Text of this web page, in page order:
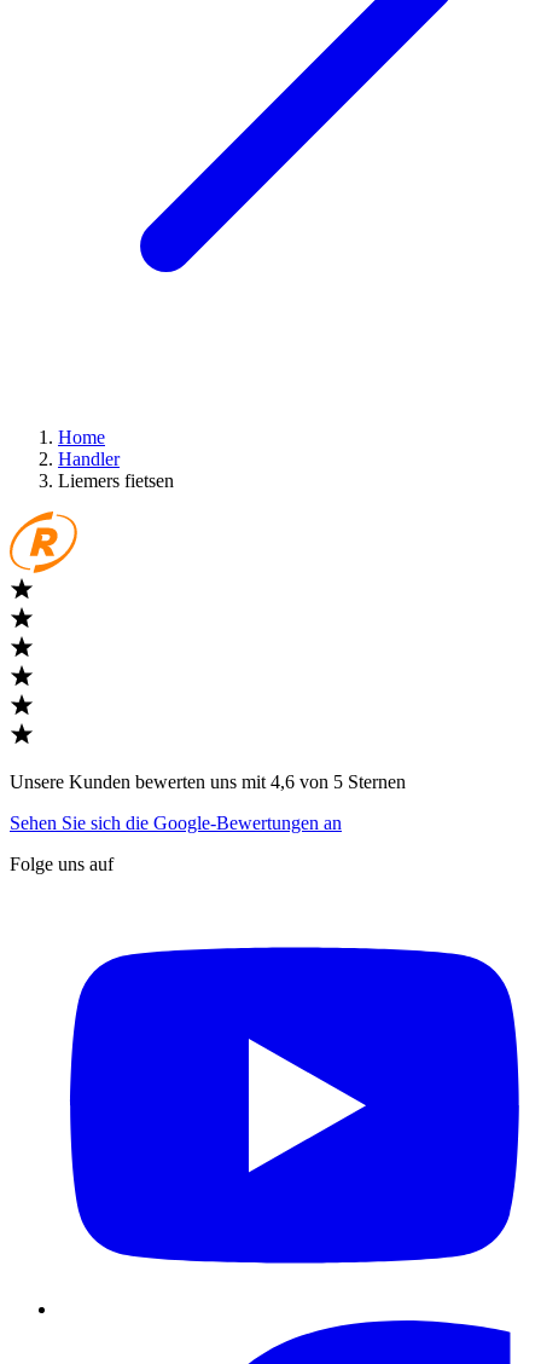
Home
Handler
Liemers fietsen
Unsere Kunden bewerten uns mit 4,6 von 5 Sternen
Sehen Sie sich die Google-Bewertungen an
Folge uns auf